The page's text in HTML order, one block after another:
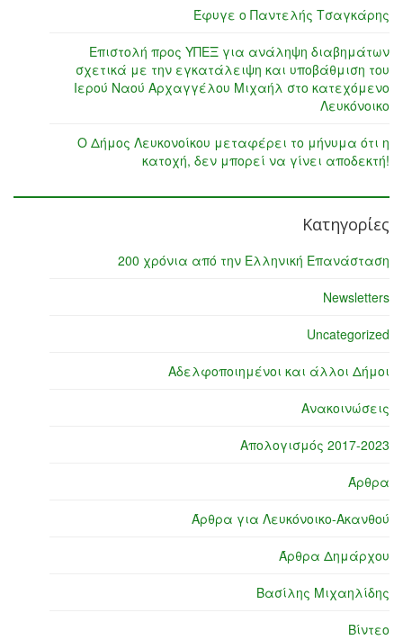
Έφυγε ο Παντελής Τσαγκάρης
Επιστολή προς ΥΠΕΞ για ανάληψη διαβημάτων
σχετικά με την εγκατάλειψη και υποβάθμιση του
Ιερού Ναού Αρχαγγέλου Μιχαήλ στο κατεχόμενο
Λευκόνοικο
Ο Δήμος Λευκονοίκου μεταφέρει το μήνυμα ότι η
κατοχή, δεν μπορεί να γίνει αποδεκτή!
Κατηγορίες
200 χρόνια από την Ελληνική Επανάσταση
Newsletters
Uncategorized
Αδελφοποιημένοι και άλλοι Δήμοι
Ανακοινώσεις
Απολογισμός 2017-2023
Άρθρα
Άρθρα για Λευκόνοικο-Ακανθού
Άρθρα Δημάρχου
Βασίλης Μιχαηλίδης
Βίντεο